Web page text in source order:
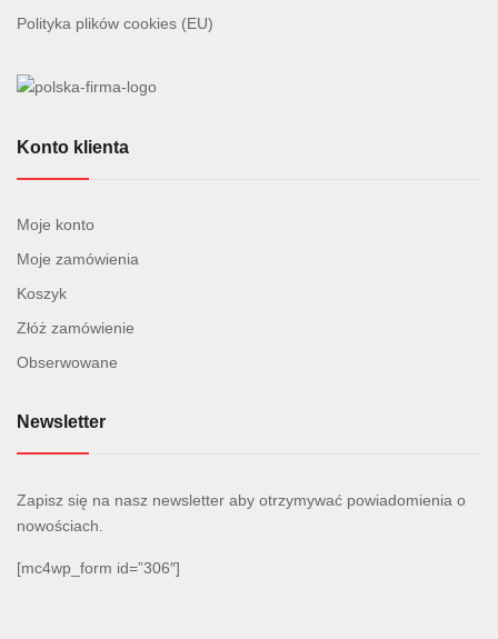
Polityka plików cookies (EU)
Konto klienta
Moje konto
Moje zamówienia
Koszyk
Złóż zamówienie
Obserwowane
Newsletter
Zapisz się na nasz newsletter aby otrzymywać powiadomienia o
nowościach.
[mc4wp_form id=”306″]